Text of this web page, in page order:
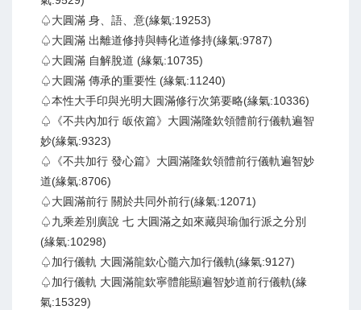
♤大圓滿 身、語、意(緣氣:19253)
♤大圓滿 出離道修持與轉化道修持(緣氣:9787)
♤大圓滿 自解脫道 (緣氣:10735)
♤大圓滿 傳承的重要性 (緣氣:11240)
♤本性大手印與光明大圓滿修行次第要略(緣氣:10336)
♤《不共內加行 皈依篇》大圓滿隆欽領體前行儀軌遍智
妙(緣氣:9323)
♤《不共加行 發心篇》大圓滿隆欽領體前行儀軌遍智妙
道(緣氣:8706)
♤大圓滿前行 關於共同外前行(緣氣:12071)
♤九乘差別廣說 七 大圓滿之如來藏與瑜伽行派之分別
(緣氣:10298)
♤加行儀軌 大圓滿龍欽心髓六加行儀軌(緣氣:9127)
♤加行儀軌 大圓滿龍欽寧體能顯遍智妙道前行儀軌(緣
氣:15329)